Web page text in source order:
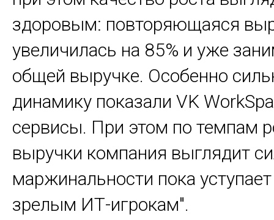
здоровым: повторяющаяся
увеличилась на 85% и уже
общей выручке. Особенно
динамику показали VK
сервисы. При этом по темпам
выручки компания выглядит
маржинальности пока
зрелым ИТ-игрокам".